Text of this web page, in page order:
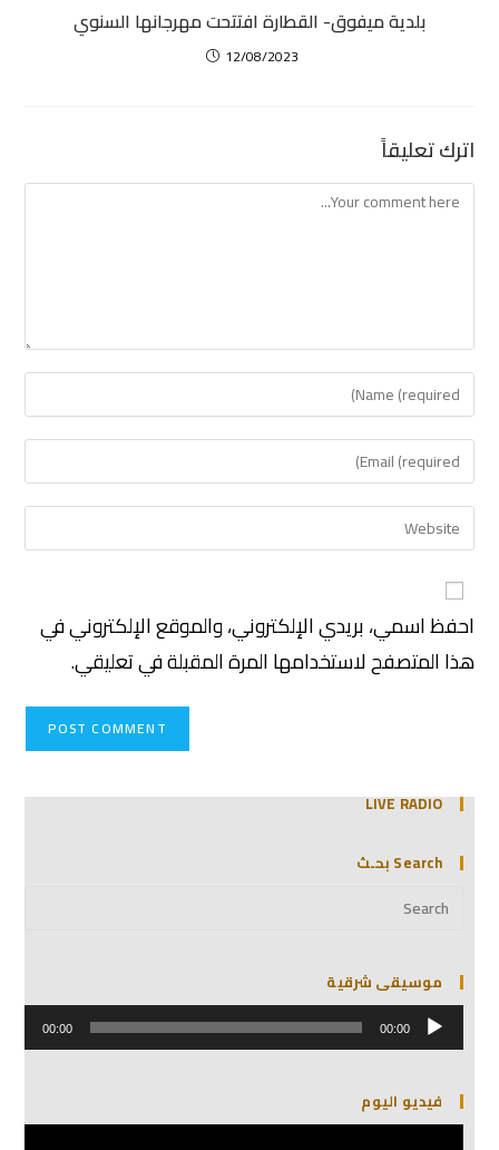
بلدية ميفوق- القطارة افتتحت مهرجانها السنوي
12/08/2023
اترك تعليقاً
احفظ اسمي، بريدي الإلكتروني، والموقع الإلكتروني في
هذا المتصفح لاستخدامها المرة المقبلة في تعليقي.
LIVE RADIO
Search بحـث
موسيقى شرقية
مشغل
الصوت 00:00
00:00
فيديو اليوم
مشغل